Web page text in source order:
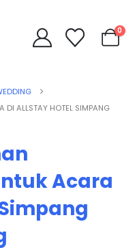
0
DI ALLSTAY HOTEL SIMPANG
Acara